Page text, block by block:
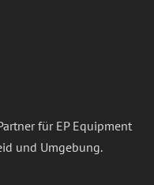
für EP Equipment
und Umgebung.